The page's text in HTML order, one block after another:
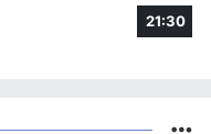
21:30